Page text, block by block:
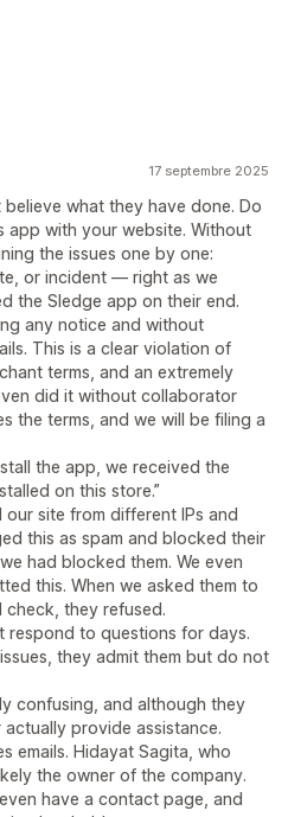
17 septembre 2025
what they have done. Do
app with your website. Without
the issues one by one:
or incident — right as we
the Sledge app on their end.
any notice and without
This is a clear violation of
terms, and an extremely
did it without collaborator
the terms, and we will be filing a
the app, we received the
on this store.”
site from different IPs and
this as spam and blocked their
had blocked them. We even
this. When we asked them to
they refused.
respond to questions for days.
they admit them but do not
confusing, and although they
provide assistance.
emails. Hidayat Sagita, who
the owner of the company.
have a contact page, and